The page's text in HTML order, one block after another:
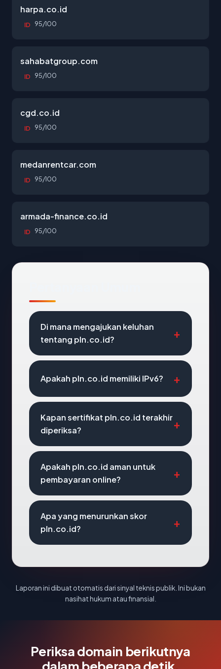
harpa.co.id
ID 95/100
sahabatgroup.com
ID 95/100
cgd.co.id
ID 95/100
medanrentcar.com
ID 95/100
armada-finance.co.id
ID 95/100
Di mana mengajukan keluhan
tentang pln.co.id?
Apakah pln.co.id memiliki IPv6?
Kapan sertifikat pln.co.id terakhir
diperiksa?
Apakah pln.co.id aman untuk
pembayaran online?
Apa yang menurunkan skor
pln.co.id?
Laporan ini dibuat otomatis dari sinyal teknis publik. Ini bukan
nasihat hukum atau finansial.
Periksa domain berikutnya